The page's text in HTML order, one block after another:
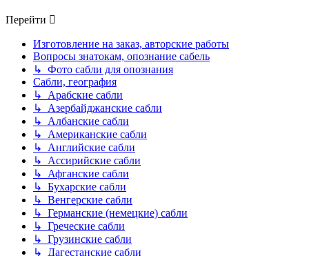
Перейти
Изготовление на заказ, авторские работы
Вопросы знатокам, опознание сабель
↳ Фото сабли для опознания
Сабли, география
↳ Арабские сабли
↳ Азербайджанские сабли
↳ Албанские сабли
↳ Американские сабли
↳ Английские сабли
↳ Ассирийские сабли
↳ Афганские сабли
↳ Бухарские сабли
↳ Венгерские сабли
↳ Германские (немецкие) сабли
↳ Греческие сабли
↳ Грузинские сабли
↳ Дагестанские сабли